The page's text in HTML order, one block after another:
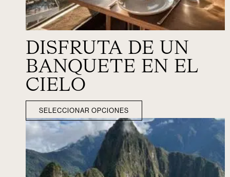
DISFRUTA DE UN
BANQUETE EN EL
CIELO
SELECCIONAR OPCIONES